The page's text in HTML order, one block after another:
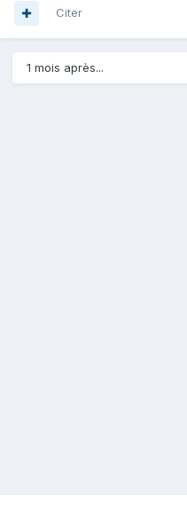
Citer
1 mois après...